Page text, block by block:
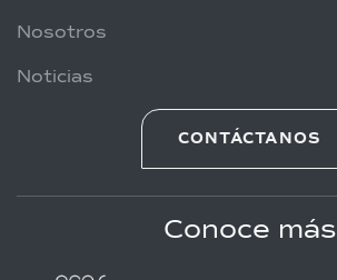
Nosotros
Noticias
CONTÁCTANOS
Conoce más